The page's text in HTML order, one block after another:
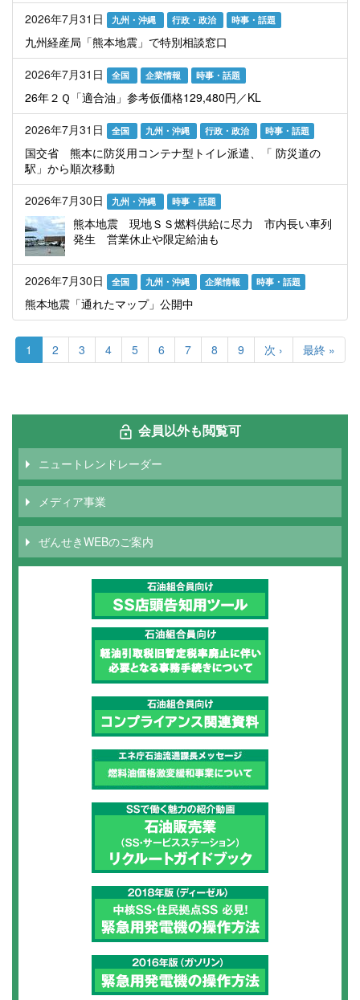
2026年7月31日 九州・沖縄 行政・政治 時事・話題
九州経産局「熊本地震」で特別相談窓口
2026年7月31日
全国 企業情報 時事・話題
26年２Ｑ「適合油」参考仮価格129,480円／KL
2026年7月31日
全国 九州・沖縄 行政・政治 時事・話題
国交省 熊本に防災用コンテナ型トイレ派遣、「 防災道の
駅」から順次移動
2026年7月30日
九州・沖縄 時事・話題
熊本地震 現地ＳＳ燃料供給に尽力 市内長い車列
発生 営業休止や限定給油も
2026年7月30日 全国 九州・沖縄 企業情報 時事・話題
熊本地震「通れたマップ」公開中
ペ
ジ
カ
レ
ペ
1 Page
2 Page
3 Page
4 Page
5 Page
6 Page
7 Page
8 Page
9
次
ペ
次 ›
最
終
ジ
最終 »
会員以外も閲覧可
ニュートレンドレーダー
メディア事業
ぜんせきWEBのご案内